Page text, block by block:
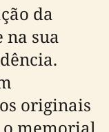
da
na sua
originais